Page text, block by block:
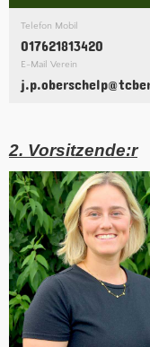
Telefon Mobil
017621813420
E-Mail Verein
2. Vorsitzende:r